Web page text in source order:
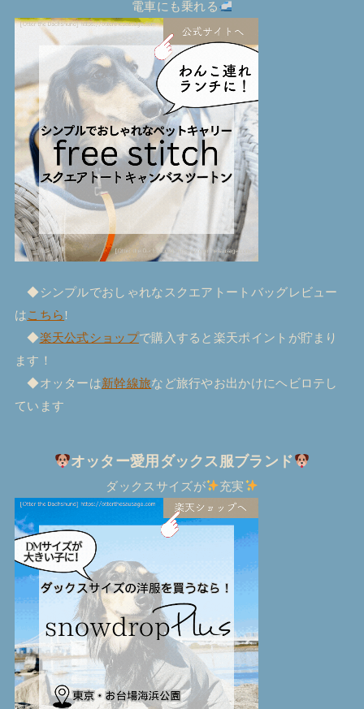
電車にも乗れる
◆シンプルでおしゃれなスクエアトートバッグレビュー
はこちら!
◆楽天公式ショップで購入すると楽天ポイントが貯まり
ます！
◆オッターは新幹線旅など旅行やお出かけにヘビロテし
ています
オッター愛用ダックス服ブランド
ダックスサイズが 充実